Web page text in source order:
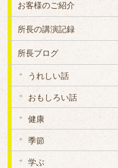
お客様のご紹介
所長の講演記録
所長ブログ
うれしい話
おもしろい話
健康
季節
学ぶ